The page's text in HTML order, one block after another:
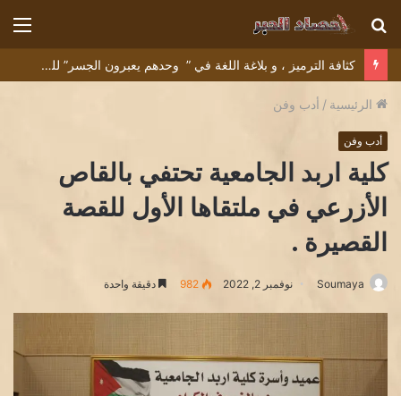
بحث
عن
كثافة الترميز ، و بلاغة اللغة في ” وحدهم يعبرون الجسر” للشاعر التونسي البشير عبيد
الرئيسية / أدب وفن
أدب وفن
كلية اربد الجامعية تحتفي بالقاص
الأزرعي في ملتقاها الأول للقصة
القصيرة .
Soumaya نوفمبر 2, 2022 982 دقيقة واحدة